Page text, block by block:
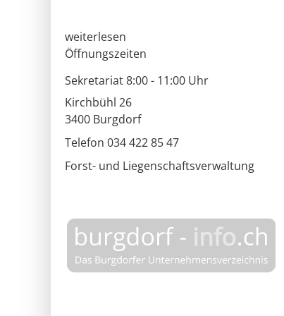
weiterlesen
Öffnungszeiten
Sekretariat 8:00 - 11:00 Uhr
Kirchbühl 26
3400 Burgdorf
Telefon 034 422 85 47
Forst- und Liegenschaftsverwaltung